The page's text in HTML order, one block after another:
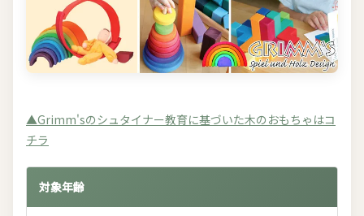
▲Grimm'sのシュタイナー教育に基づいた木のおもちゃはコ
チラ
対象年齢